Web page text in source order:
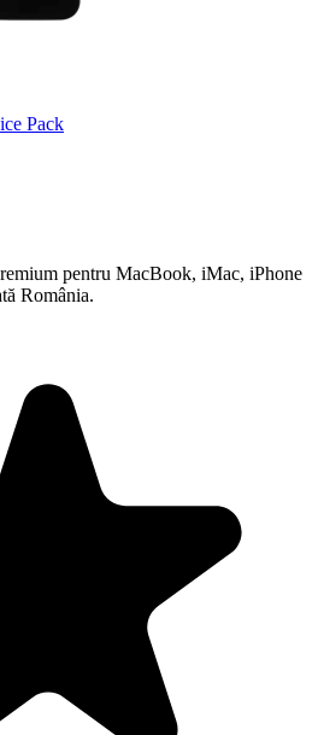
Pack
pentru MacBook, iMac, iPhone
România.